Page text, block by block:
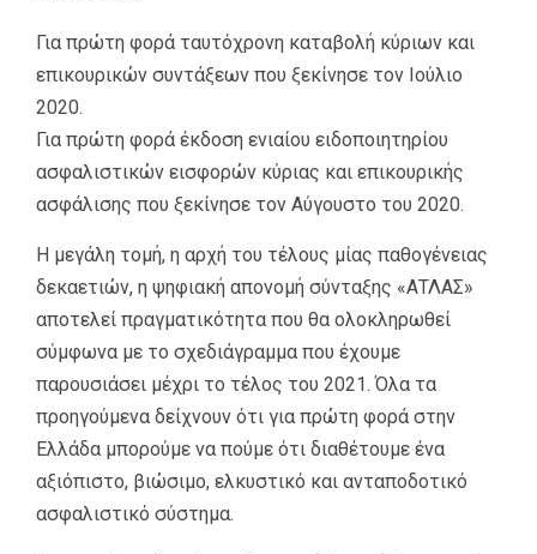
Για πρώτη φορά ταυτόχρονη καταβολή κύριων και
επικουρικών συντάξεων που ξεκίνησε τον Ιούλιο
2020.
Για πρώτη φορά έκδοση ενιαίου ειδοποιητηρίου
ασφαλιστικών εισφορών κύριας και επικουρικής
ασφάλισης που ξεκίνησε τον Αύγουστο του 2020.
Η μεγάλη τομή, η αρχή του τέλους μίας παθογένειας
δεκαετιών, η ψηφιακή απονομή σύνταξης «ΑΤΛΑΣ»
αποτελεί πραγματικότητα που θα ολοκληρωθεί
σύμφωνα με το σχεδιάγραμμα που έχουμε
παρουσιάσει μέχρι το τέλος του 2021. Όλα τα
προηγούμενα δείχνουν ότι για πρώτη φορά στην
Ελλάδα μπορούμε να πούμε ότι διαθέτουμε ένα
αξιόπιστο, βιώσιμο, ελκυστικό και ανταποδοτικό
ασφαλιστικό σύστημα.